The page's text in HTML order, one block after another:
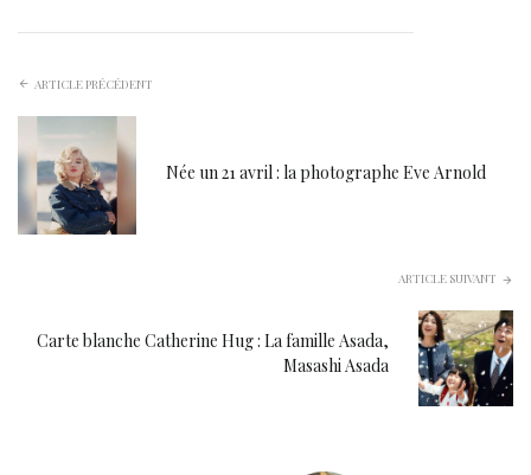
ARTICLE PRÉCÉDENT
Née un 21 avril : la photographe Eve Arnold
ARTICLE SUIVANT
Carte blanche Catherine Hug : La famille Asada,
Masashi Asada